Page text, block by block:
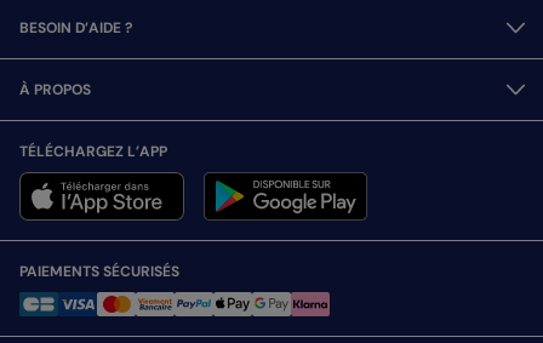
BESOIN D’AIDE ?
À PROPOS
TÉLÉCHARGEZ L’APP
PAIEMENTS SÉCURISÉS